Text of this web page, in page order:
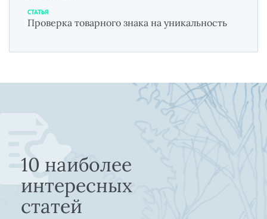
СТАТЬЯ
Проверка товарного знака на уникальность
10 наиболее
интересных
статей